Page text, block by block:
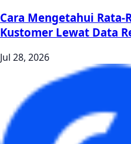
Cara Mengetahui
Kustomer Lewat Data
Jul 28, 2026